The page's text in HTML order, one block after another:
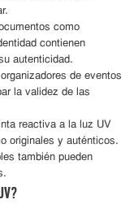
como
contienen
autenticidad.
de eventos
la validez de las
reactiva a la luz UV
originales y auténticos.
también pueden